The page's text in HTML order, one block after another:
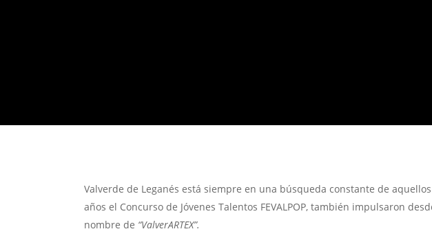
Valverde de Leganés está siempre en una búsqueda constante de
años el Concurso de Jóvenes Talentos FEVALPOP, también impulsaron
nombre de “ValverARTEX”.